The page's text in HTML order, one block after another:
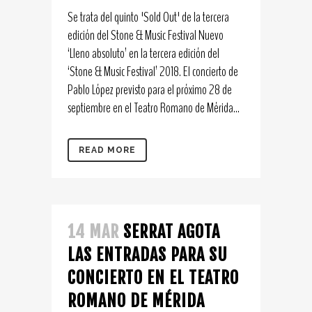
Se trata del quinto 'Sold Out' de la tercera
edición del Stone & Music Festival Nuevo
‘Lleno absoluto’ en la tercera edición del
‘Stone & Music Festival’ 2018. El concierto de
Pablo López previsto para el próximo 28 de
septiembre en el Teatro Romano de Mérida...
READ MORE
14 MAR SERRAT AGOTA
LAS ENTRADAS PARA SU
CONCIERTO EN EL TEATRO
ROMANO DE MÉRIDA